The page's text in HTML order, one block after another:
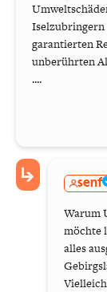
Iselzubringern
garantierten
unberührten
....
senf
Warum
möchte
alles